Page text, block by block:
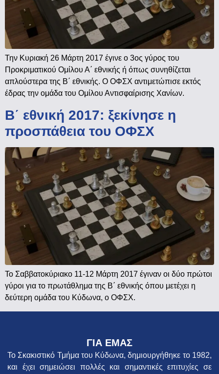
Την Κυριακή 26 Μάρτη 2017 έγινε ο 3ος γύρος του
Προκριματικού Ομίλου Α΄ εθνικής ή όπως συνηθίζεται
απλούστερα της Β΄ εθνικής. Ο ΟΦΣΧ αντιμετώπισε εκτός
έδρας την ομάδα του Ομίλου Αντισφαίρισης Χανίων.
Β΄ εθνική 2017: ξεκίνησε η
προσπάθεια του ΟΦΣΧ
Το Σαββατοκύριακο 11-12 Μάρτη 2017 έγιναν οι δύο πρώτοι
γύροι για το πρωτάθλημα της Β΄ εθνικής όπου μετέχει η
δεύτερη ομάδα του Κύδωνα, ο ΟΦΣΧ.
ΓΙΑ ΕΜΑΣ
Το Σκακιστικό Τμήμα του Κύδωνα, δημιουργήθηκε το 1982,
και έχει σημειώσει πολλές και σημαντικές επιτυχίες σε